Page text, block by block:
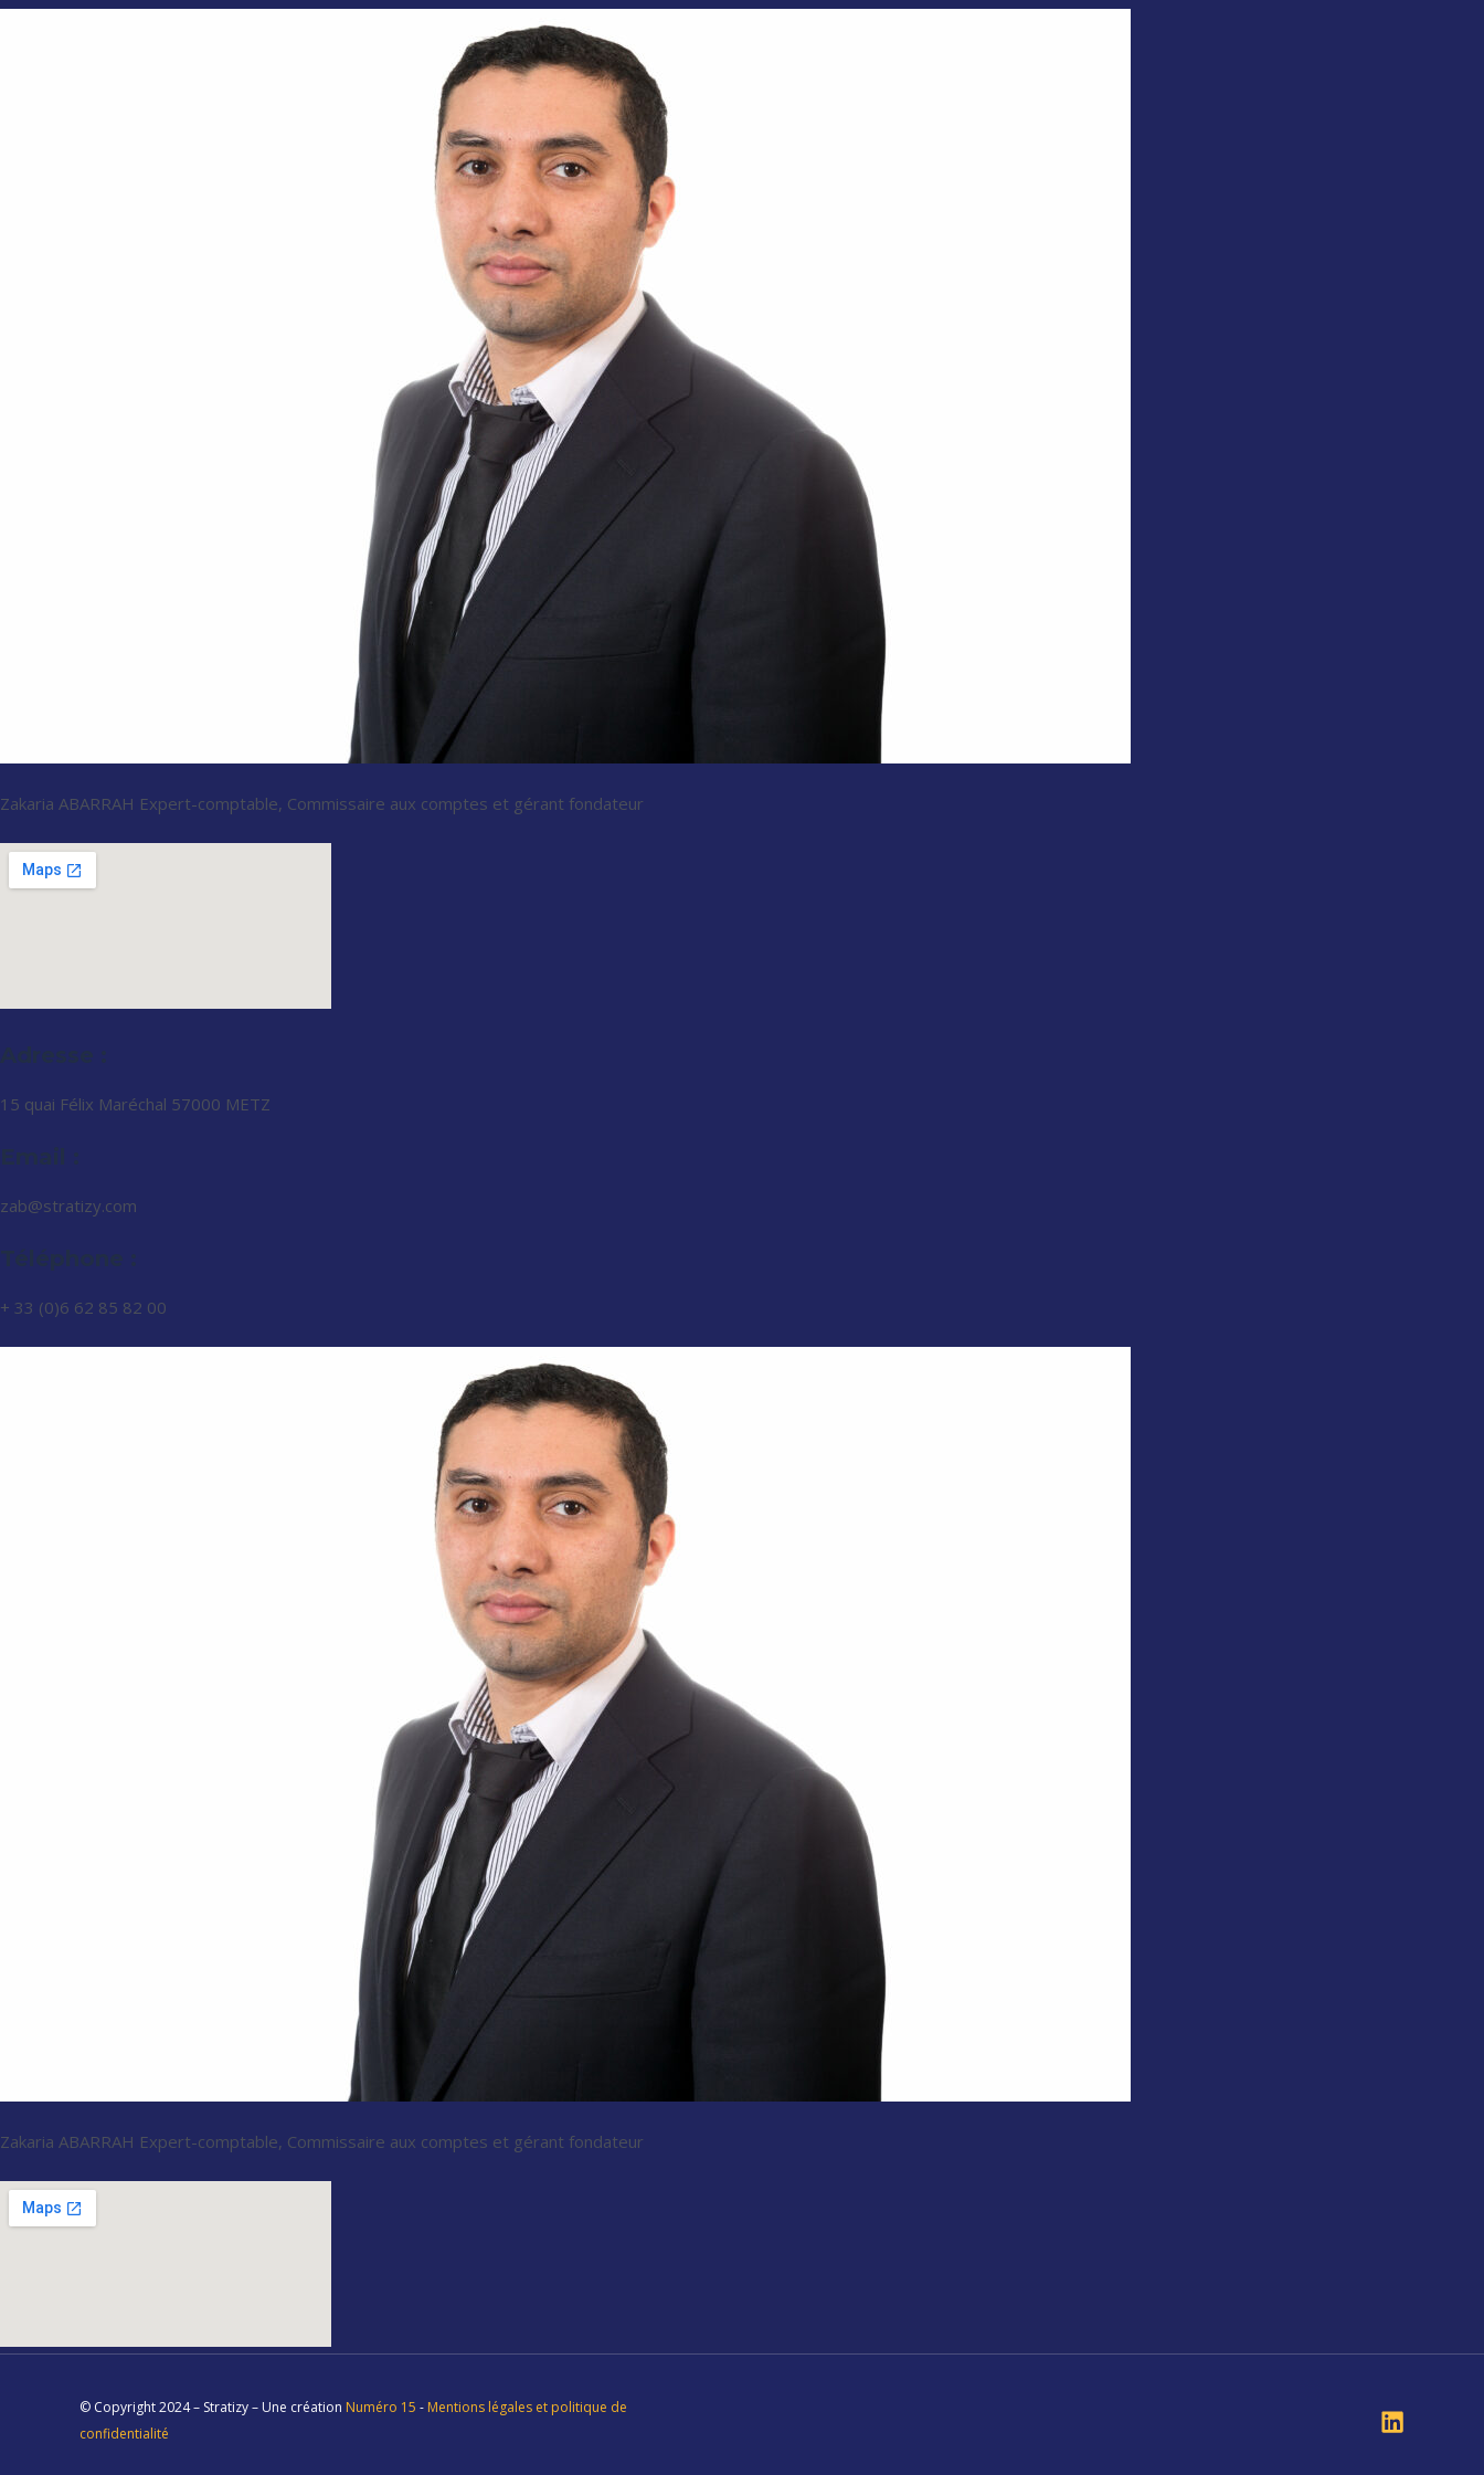
Zakaria ABARRAH Expert-comptable, Commissaire aux comptes et gérant fondateur
Adresse :
15 quai Félix Maréchal 57000 METZ​
Email :
zab@stratizy.com
Téléphone :
+ 33 (0)6 62 85 82 00
Zakaria ABARRAH Expert-comptable, Commissaire aux comptes et gérant fondateur
© Copyright 2024 – Stratizy – Une création Numéro 15 - Mentions légales et politique de
confidentialité